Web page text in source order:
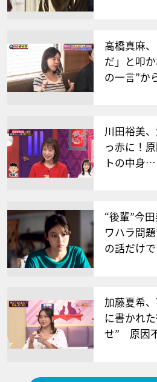
高橋真麻
だ」と叩
の一言”か
川田裕美
っ赤に！
トの中身…
“後輩”今
ワハラ問
の話だけ
加藤夏希
に書かれ
せ” 原因